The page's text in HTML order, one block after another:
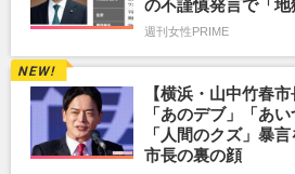
の不謹慎発言で「
週刊女性PRIME
【横浜・山中竹春
「あのデブ」「あ
「人間のクズ」暴
市長の裏の顔